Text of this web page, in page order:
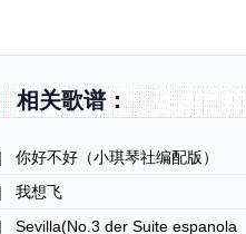
相关歌谱：
你好不好（小琪琴社编配版）
我想飞
Sevilla(No.3 der Suite espanola